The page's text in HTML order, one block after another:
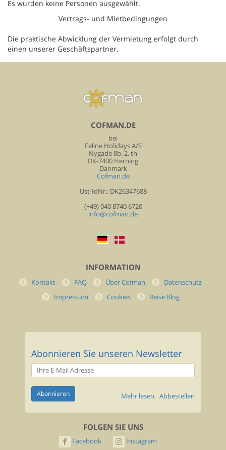
Es wurden keine Personen ausgewählt.
Vertrags- und Mietbedingungen
Die praktische Abwicklung der Vermietung erfolgt durch
einen unserer Geschäftspartner.
COFMAN.DE
bei
Feline Holidays A/S
Nygade 8b. 2. th
DK-7400 Herning
Danmark
Cofman.de
Ust-IdNr.: DK26347688
(+49) 040 8740 6720
info@cofman.de
INFORMATION
Kontakt FAQ Über Cofman
Datenschutz
Impressum
Cookies Reise Blog
Abonnieren Sie unseren Newsletter
Abbestellen
Mehr lesen
FOLGEN SIE UNS
Facebook Instagram